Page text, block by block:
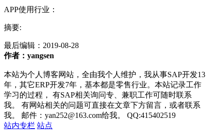
APP使用行业：
摘要:
最后编辑： 2019-08-28
作者：yangsen
本站为个人博客网站，全由我个人维护，我从事SAP开发13
年，其它ERP开发7年，基本都是零售行业。本站记录工作
学习的过程， 有SAP相关询问专、兼职工作可随时联系
我。 有网站相关的问题可直接在文章下方留言，或者联系
我。 邮件：yan252@163.com给我。 QQ:415402519
站内专栏 站点